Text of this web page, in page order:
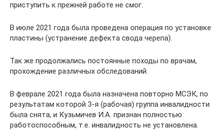
приступить к прежней работе не смог.
В июле 2021 года была проведена операция по установке
пластины (устранение дефекта свода черепа).
Так же продолжались постоянные походы по врачам,
прохождение различных обследований.
В феврале 2021 года была назначена повторно МСЭК, по
результатам которой 3-я (рабочая) группа инвалидности
была снята, и Кузьмичев И.А. признан полностью
работоспособным, т.е. инвалидность не установлена.